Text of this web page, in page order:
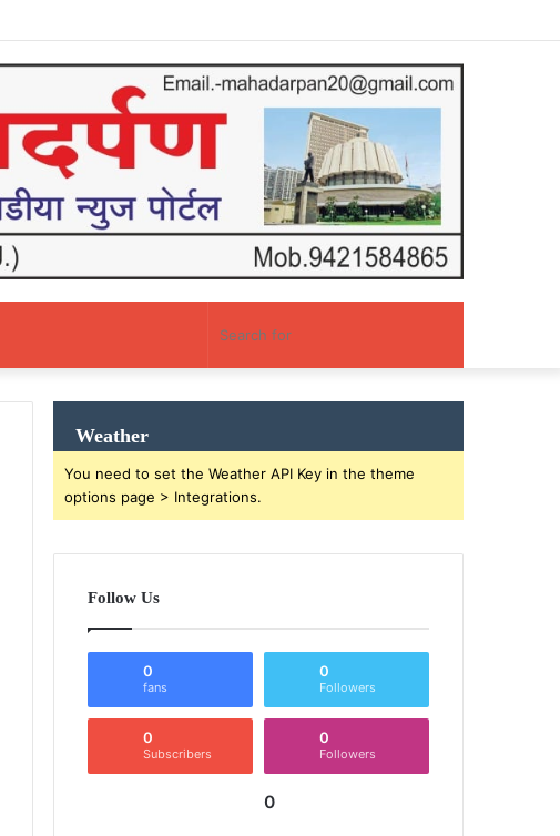
for
Random
Article
Weather
You need to set the Weather API Key in the theme
options page > Integrations.
Follow Us
0
fans
0
Followers
0
Subscribers
0
Followers
0